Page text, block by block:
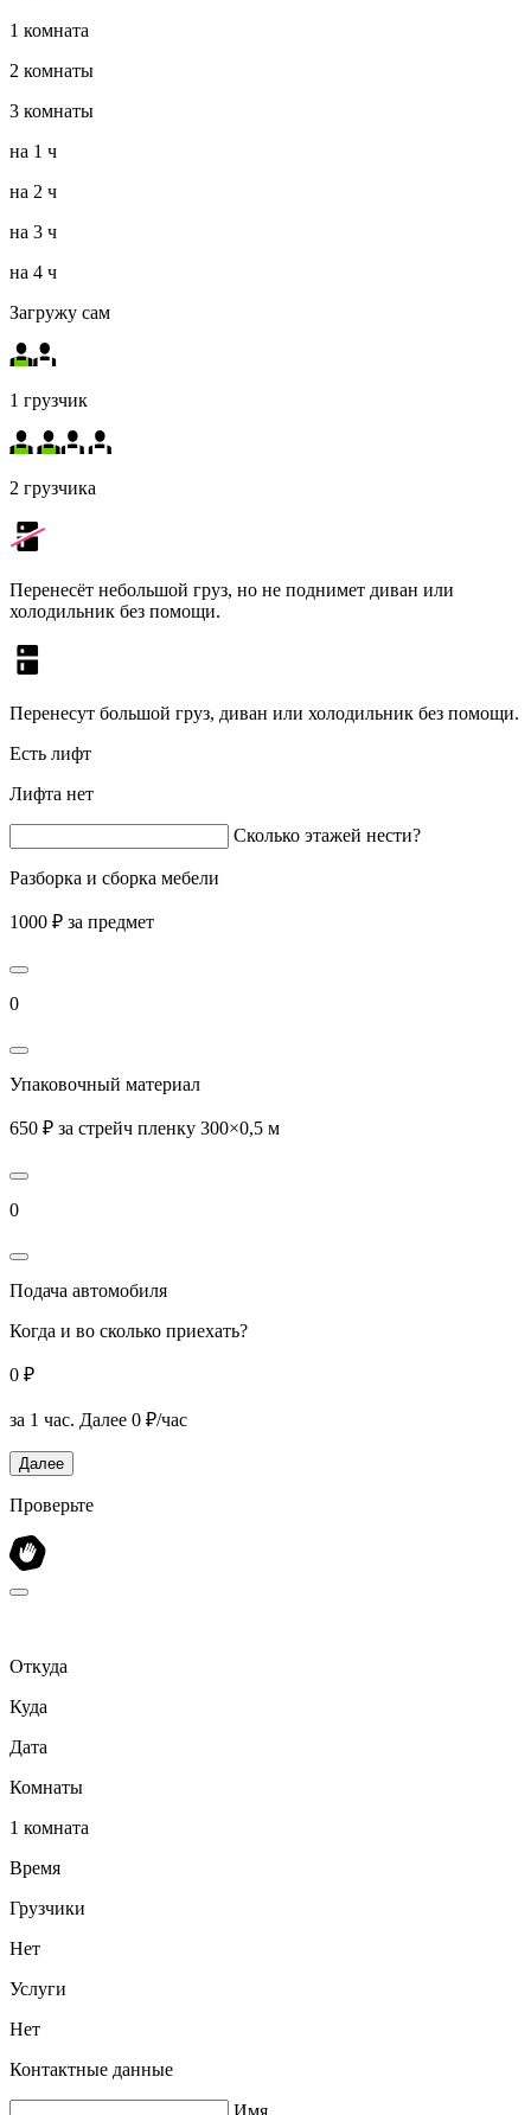
1 комната
2 комнаты
3 комнаты
на 1 ч
на 2 ч
на 3 ч
на 4 ч
Загружу сам
1 грузчик
2 грузчика
Перенесёт небольшой груз, но не поднимет диван или
холодильник без помощи.
Перенесут большой груз, диван или холодильник без помощи.
Есть лифт
Лифта нет
Сколько этажей нести?
Разборка и сборка мебели
1000 ₽ за предмет
0
Упаковочный материал
650 ₽ за стрейч пленку 300×0,5 м
0
Подача автомобиля
Когда и во сколько приехать?
0 ₽
за 1 час. Далее 0 ₽/час
Далее
Проверьте
Откуда
Куда
Дата
Комнаты
1 комната
Время
Грузчики
Нет
Услуги
Нет
Контактные данные
Имя